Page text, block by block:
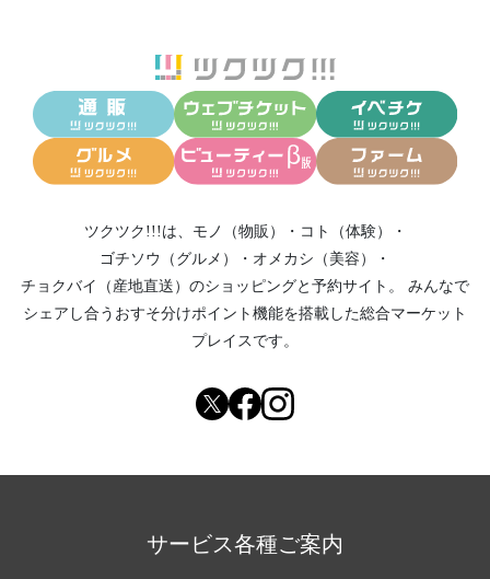
ツクツク!!!は、 モノ（物販） ・ コト（体験）
・
ゴチソウ（グルメ）
・ オメカシ（美容）
・
チョクバイ（産地直送） のショッピングと予約サイト。
みんなで
シェアし合う おすそ分けポイント機能を搭載した総合マーケット
プレイスです。
サービス各種ご案内